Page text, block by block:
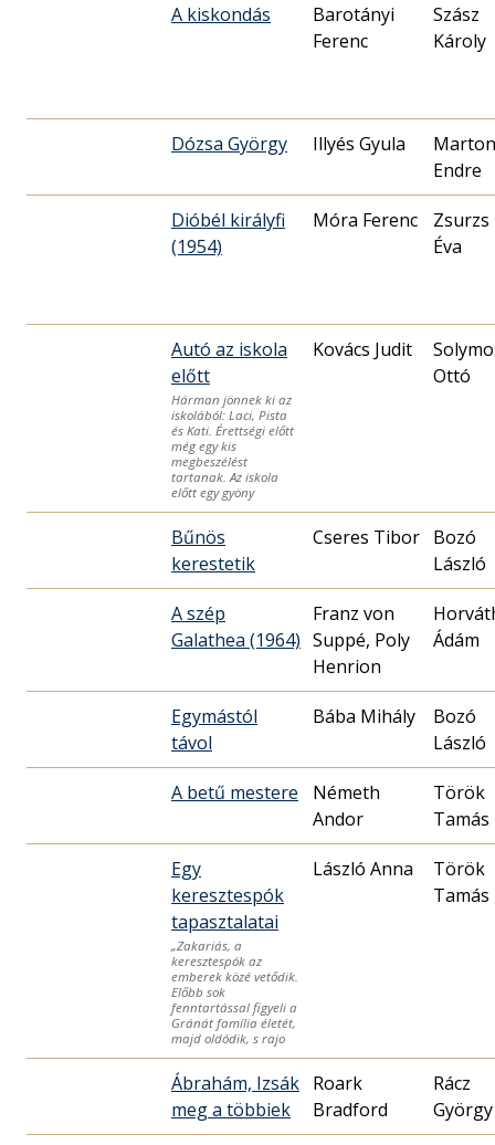
A kiskondás
Barotányi
Ferenc
Szász
Károly
Dózsa György Illyés Gyula
Marton
Endre
Dióbél királyfi
(1954)
Móra Ferenc
Zsurzs
Éva
Autó az iskola
előtt
Hárman jönnek ki az
iskolából: Laci, Pista
és Kati. Érettségi előtt
még egy kis
megbeszélést
tartanak. Az iskola
előtt egy gyöny
Kovács Judit
Ottó
Bűnös
kerestetik
Cseres Tibor Bozó
László
A szép
Galathea (1964)
Franz von
Suppé, Poly
Henrion
Ádám
Egymástól
távol
Bába Mihály
Bozó
László
A betű mestere
Németh
Andor
Török
Tamás
Egy
keresztespók
tapasztalatai
„Zakariás, a
keresztespók az
emberek közé vetődik.
Előbb sok
fenntartással figyeli a
Gránát família életét,
majd oldódik, s rajo
László Anna
Török
Tamás
Ábrahám, Izsák
meg a többiek
Roark
Bradford
Rácz
György